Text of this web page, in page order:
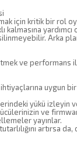
için kritik bir rol
kalmasına
Arka
ve performans ile
uygun
yükü
ve
yayınlar.
artırsa